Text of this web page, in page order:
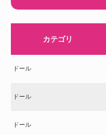
カテゴリ
ドール
ドール
ドール